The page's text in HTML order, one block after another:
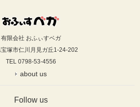
有限会社 おふぃすベガ
塚市仁川月見ガ丘1-24-202
TEL 0798-53-4556
about us
Follow us